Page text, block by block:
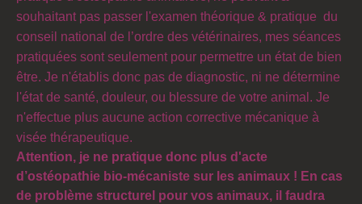
souhaitant pas passer l'examen théorique & pratique du
conseil national de l’ordre des vétérinaires, mes séances
pratiquées sont seulement pour permettre un état de bien
être. Je n'établis donc pas de diagnostic, ni ne détermine
l'état de santé, douleur, ou blessure de votre animal. Je
n'effectue plus aucune action corrective mécanique à
visée thérapeutique.
Attention, je ne pratique donc plus d'acte
d’ostéopathie bio-mécaniste sur les animaux ! En cas
de problème structurel pour vos animaux, il faudra